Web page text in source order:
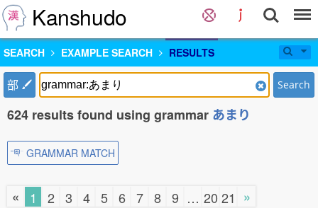
Kanshudo
SEARCH EXAMPLE SEARCH RESULTS
部 Search
624 results found using grammar あまり
GRAMMAR MATCH
« 1 2 3 4 5 6 7 8 9 … 20 21 »